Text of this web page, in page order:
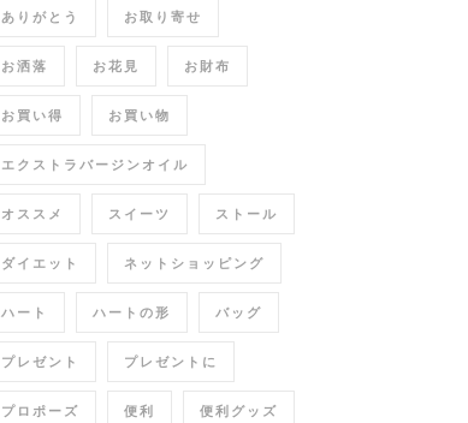
ありがとう お取り寄せ
お洒落 お花見 お財布
お買い得 お買い物
エクストラバージンオイル
オススメ スイーツ ストール
ダイエット ネットショッピング
ハート ハートの形 バッグ
プレゼント プレゼントに
プロポーズ 便利 便利グッズ